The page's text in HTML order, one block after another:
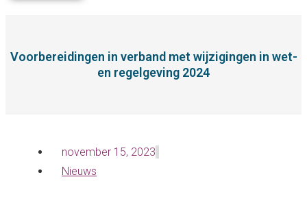
Voorbereidingen in verband met wijzigingen in wet-
en regelgeving 2024
november 15, 2023
Nieuws